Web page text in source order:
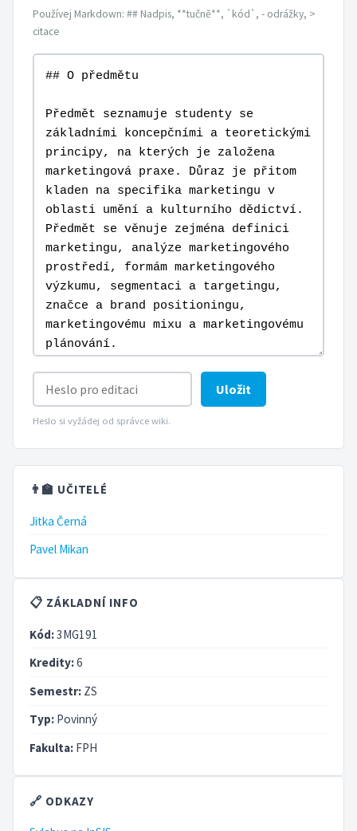
Používej Markdown: ## Nadpis, **tučně**, `kód`, - odrážky, >
citace
Uložit
Heslo si vyžádej od správce wiki.
👨‍🏫 UČITELÉ
Jitka Černá
Pavel Mikan
📋 ZÁKLADNÍ INFO
Kód:3MG191
Kredity:6
Semestr: ZS
Typ: Povinný
Fakulta: FPH
🔗 ODKAZY